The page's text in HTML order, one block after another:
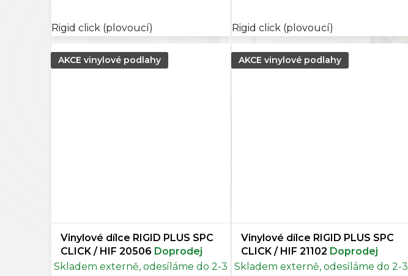
Rigid click (plovoucí) Rigid click (plovoucí)
AKCE vinylové podlahy
Vinylové dílce RIGID PLUS SPC
CLICK / HIF 20506 Doprodej
Skladem externě, odesíláme do 2-3
AKCE vinylové podlahy
Vinylové dílce RIGID PLUS SPC
CLICK / HIF 21102 Doprodej
Skladem externě, odesíláme do 2-3